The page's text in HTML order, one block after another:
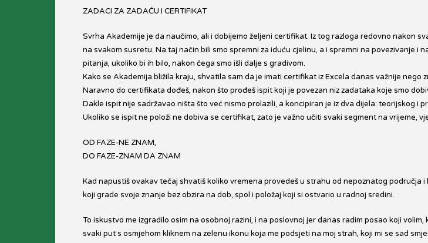
ZADACI ZA ZADAĆU I CERTIFIKAT
Svrha Akademije je da naučimo, ali i dobijemo željeni certifikat. Iz tog razloga redovno nakon
na svakom susretu. Na taj način bili smo spremni za iduću cjelinu, a i spremni na povezivanje i
pitanja, ukoliko bi ih bilo, nakon čega smo išli dalje s gradivom.
Kako se Akademija bližila kraju, shvatila sam da je imati certifikat iz Excela danas važnije nego
Naravno do certifikata dođeš, nakon što prođeš ispit koji je povezan niz zadataka koje smo
Dakle ispit nije sadržavao ništa što već nismo prolazili, a koncipiran je iz dva dijela: teorijskog i
Ukoliko se ispit ne položi ne dobiva se certifikat, zato je važno učiti svaki segment na vrijeme,
OD FAZE-NE ZNAM,
DO FAZE-ZNAM DA ZNAM
Kad napustiš ovakav tečaj shvatiš koliko vremena provedeš u strahu od nepoznatog područja
koji grade svoje znanje bez obzira na dob, spol i položaj koji si ostvario u radnoj sredini.
To iskustvo me izgradilo osim na osobnoj razini, i na poslovnoj jer danas radim posao koji
svaki put s osmjehom kliknem na zelenu ikonu koja me podsjeti na moj strah, koji mi se sad